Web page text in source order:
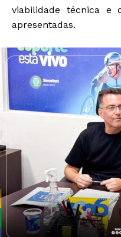
viabilidade técnica e
apresentadas.